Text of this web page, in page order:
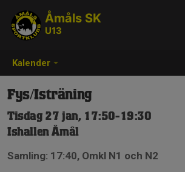
Kalender
Åmåls SK
U13
Fys/Isträning
Tisdag 27 jan, 17:50-19:30
Ishallen Åmål
Samling: 17:40, Omkl N1 och N2